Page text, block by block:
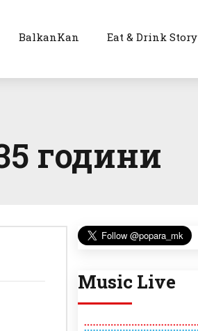
BalkanKan Eat & Drink Story
години
Music Live